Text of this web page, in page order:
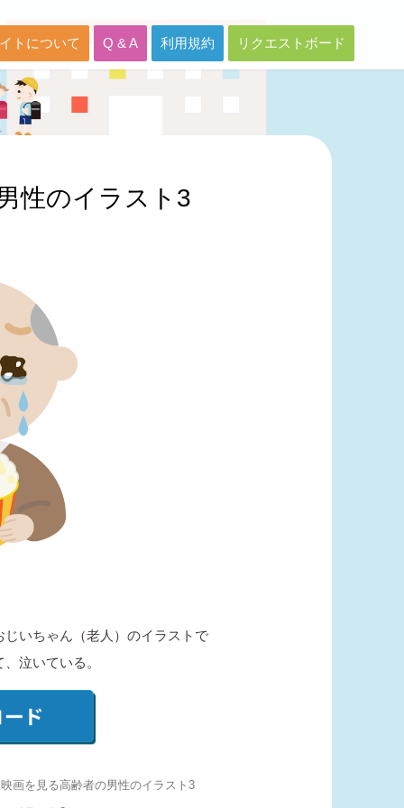
トについて Q & A 利用規約 リクエストボード
性のイラスト3
いちゃん（老人）のイラストで
泣いている。
画を見る高齢者の男性のイラスト3